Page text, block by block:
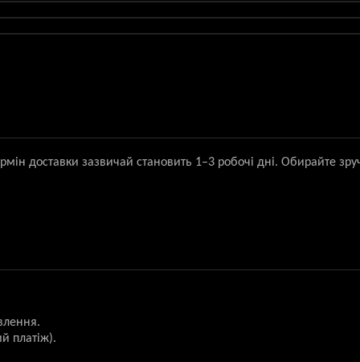
доставки зазвичай становить 1–3 робочі дні. Обирайте
платіж).